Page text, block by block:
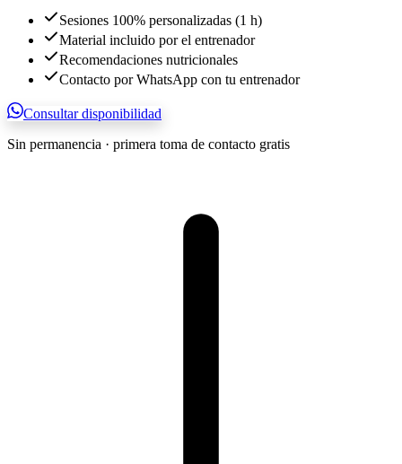
Sesiones 100% personalizadas (1 h)
Material incluido por el entrenador
Recomendaciones nutricionales
Contacto por WhatsApp con tu entrenador
Consultar disponibilidad
Sin permanencia · primera toma de contacto gratis